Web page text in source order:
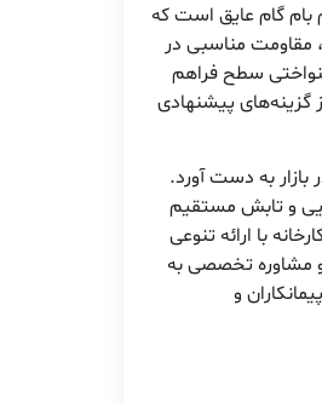
بام گام عایق است که
مقاومت مناسبی در
سطح فراهم
گزینه‌های پیشنهادی
بازار به دست آورد.
و تابش مستقیم
با ارائه تنوعی
و مشاوره تخصصی به
و